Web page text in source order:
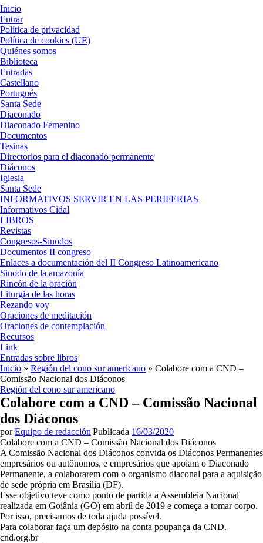
Menú
Inicio
Entrar
Política de privacidad
Política de cookies (UE)
Quiénes somos
Biblioteca
Entradas
Castellano
Portugués
Santa Sede
Diaconado
Diaconado Femenino
Documentos
Tesinas
Directorios para el diaconado permanente
Diáconos
Iglesia
Santa Sede
INFORMATIVOS SERVIR EN LAS PERIFERIAS
Informativos Cidal
LIBROS
Revistas
Congresos-Sinodos
Documentos II congreso
Enlaces a documentación del II Congreso Latinoamericano
Sinodo de la amazonía
Rincón de la oración
Liturgia de las horas
Rezando voy
Oraciones de meditación
Oraciones de contemplación
Recursos
Link
Entradas sobre libros
Inicio » Región del cono sur americano » Colabore com a CND –
Comissão Nacional dos Diáconos
Región del cono sur americano
Colabore com a CND – Comissão Nacional
dos Diáconos
porEquipo de redacción|Publicada 16/03/2020
Colabore com a CND – Comissão Nacional dos Diáconos
A Comissão Nacional dos Diáconos convida os Diáconos Permanentes
empresários ou autônomos, e empresários que apoiam o Diaconado
Permanente, a colaborarem com o organismo diaconal para a aquisição
de sede própria em Brasília (DF).
Esse objetivo teve como ponto de partida a Assembleia Nacional
realizada em Goiânia (GO) em abril de 2019 e começa a tomar corpo.
Por isso, precisamos de toda ajuda possível.
Para colaborar faça um depósito na conta poupança da CND.
cnd.org.br